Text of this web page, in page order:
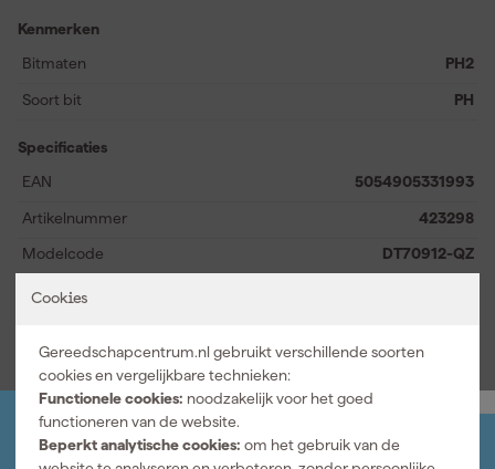
Cookies
Gereedschapcentrum.nl gebruikt verschillende soorten
cookies en vergelijkbare technieken:
Functionele cookies: noodzakelijk voor het goed
functioneren van de website.
Beperkt analytische cookies: om het gebruik van de
Kenmerken
Bitmaten
PH2
Soort bit PH
Specificaties
EAN
5054905331993
Artikelnummer 423298
Modelcode DT70912-QZ
Bekijk alle kenmerken
Jouw account